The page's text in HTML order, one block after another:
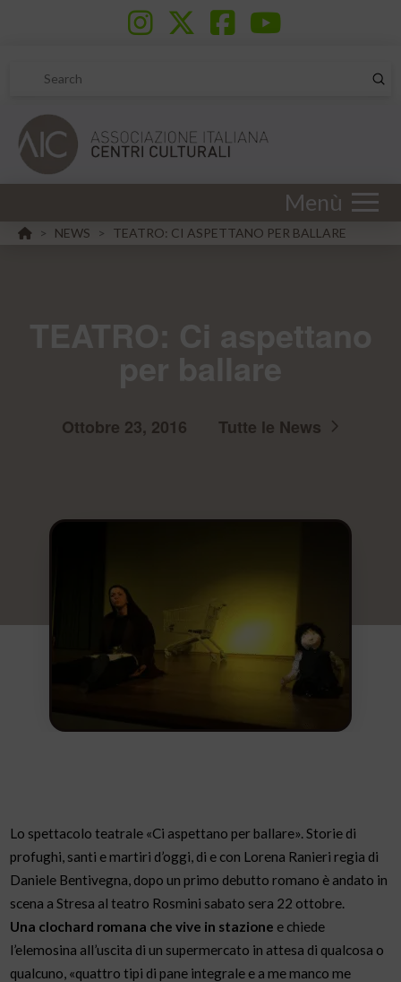
Search
Menù
HOME
> NEWS > TEATRO: CI ASPETTANO PER BALLARE
Ottobre 23, 2016 Tutte le News
Lo spettacolo teatrale «Ci aspettano per ballare». Storie di
profughi, santi e martiri d’oggi, di e con Lorena Ranieri regia di
Daniele Bentivegna, dopo un primo debutto romano è andato in
scena a Stresa al teatro Rosmini sabato sera 22 ottobre.
Una clochard romana che vive in stazione e chiede
l’elemosina all’uscita di un supermercato in attesa di qualcosa o
qualcuno, «quattro tipi di pane integrale e a me manco me